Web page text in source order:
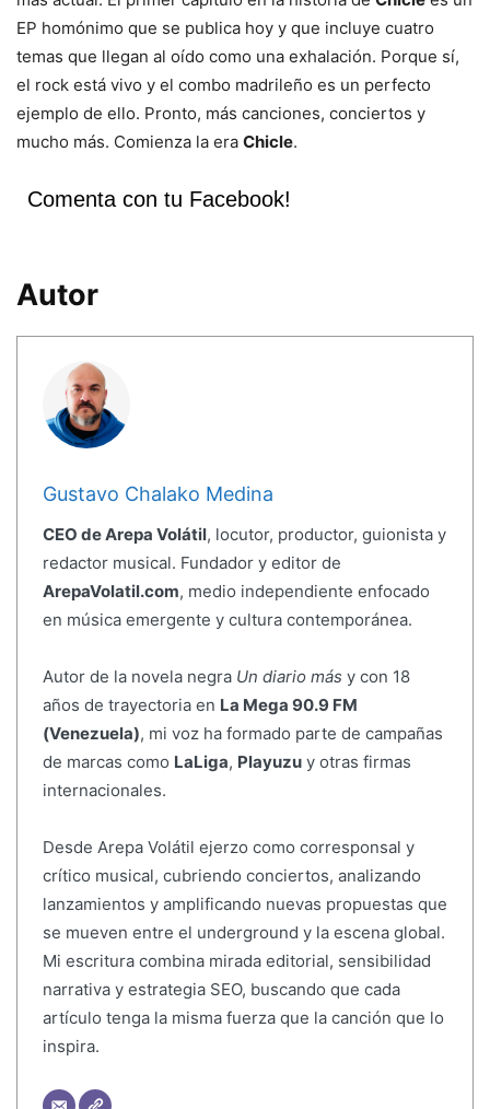
EP homónimo que se publica hoy y que incluye cuatro
temas que llegan al oído como una exhalación. Porque sí,
el rock está vivo y el combo madrileño es un perfecto
ejemplo de ello. Pronto, más canciones, conciertos y
mucho más. Comienza la era Chicle.
Comenta con tu Facebook!
Autor
Gustavo Chalako Medina
CEO de Arepa Volátil, locutor, productor, guionista y
redactor musical. Fundador y editor de
ArepaVolatil.com, medio independiente enfocado
en música emergente y cultura contemporánea.
Autor de la novela negra Un diario más y con 18
años de trayectoria en La Mega 90.9 FM
(Venezuela), mi voz ha formado parte de campañas
de marcas como LaLiga, Playuzuy otras firmas
internacionales.
Desde Arepa Volátil ejerzo como corresponsal y
crítico musical, cubriendo conciertos, analizando
lanzamientos y amplificando nuevas propuestas que
se mueven entre el underground y la escena global.
Mi escritura combina mirada editorial, sensibilidad
narrativa y estrategia SEO, buscando que cada
artículo tenga la misma fuerza que la canción que lo
inspira.